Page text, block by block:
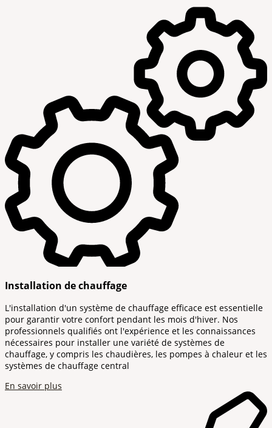
Installation de chauffage
L'installation d'un système de chauffage efficace est essentielle
pour garantir votre confort pendant les mois d'hiver. Nos
professionnels qualifiés ont l'expérience et les connaissances
nécessaires pour installer une variété de systèmes de
chauffage, y compris les chaudières, les pompes à chaleur et les
systèmes de chauffage central
En savoir plus